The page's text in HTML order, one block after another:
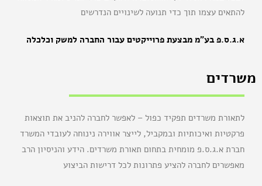
להתאים עצמו תוך כדי תנועה לשינויים הנדרשים
א.ג.ס.פ בע"מ מבצעת פרוייקטים עבור החברה למשק וכלכלה
משרדים
לתאורת משרדים תפקיד כפול – לאפשר לחברה להניב את תוצאות
פרקטיות ואיכותיות ובמקביל, לייצר אווירה נינוחה לעובדי המשרד
חברת א.ג.ס.פ מומחית בתחום תאורת משרדים. הידע והניסיון הרב
מאפשרים לחברה להציע פתרונות לכל דרישות הביצוע